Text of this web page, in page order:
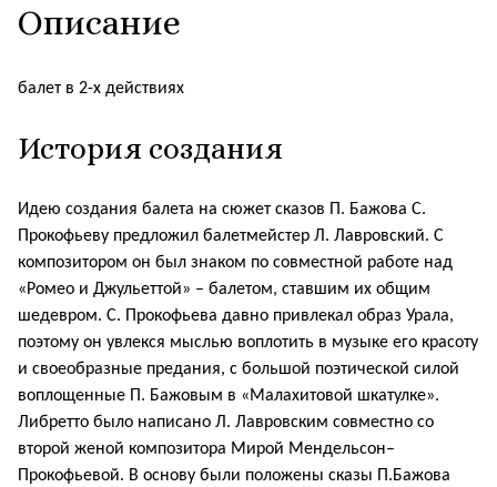
Описание
балет в 2-х действиях
История создания
Идею создания балета на сюжет сказов П. Бажова С.
Прокофьеву предложил балетмейстер Л. Лавровский. С
композитором он был знаком по совместной работе над
«Ромео и Джульеттой» – балетом, ставшим их общим
шедевром. С. Прокофьева давно привлекал образ Урала,
поэтому он увлекся мыслью воплотить в музыке его красоту
и своеобразные предания, с большой поэтической силой
воплощенные П. Бажовым в «Малахитовой шкатулке».
Либретто было написано Л. Лавровским совместно со
второй женой композитора Мирой Мендельсон–
Прокофьевой. В основу были положены сказы П.Бажова